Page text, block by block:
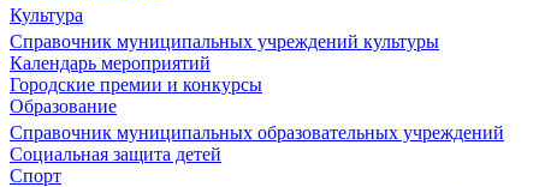
Культура
Справочник муниципальных учреждений культуры
Календарь мероприятий
Городские премии и конкурсы
Образование
Справочник муниципальных образовательных учреждений
Социальная защита детей
Спорт